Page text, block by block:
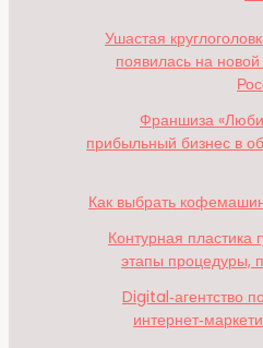
Ушастая
появилась на
Франшиза
прибыльный бизнес в
Как выбрать
Контурная пластика
этапы процедуры,
Digital‑агентство